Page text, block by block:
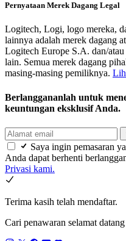
Pernyataan Merek Dagang Legal
Logitech, Logi, logo mereka,
lainnya adalah merek dagang
Logitech Europe S.A. dan/
lain. Semua merek dagang
masing-masing pemiliknya.
Berlanggananlah untuk
keuntungan eksklusif Anda.
Saya ingin pemasaran
Anda dapat berhenti
Privasi kami.
Terima kasih telah mendaftar.
Cari penawaran selamat